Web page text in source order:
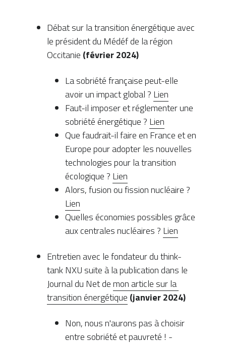
Débat sur la transition énergétique avec
le président du Médéf de la région
Occitanie (février 2024)
La sobriété française peut-elle
avoir un impact global ? Lien
Faut-il imposer et réglementer une
sobriété énergétique ? Lien
Que faudrait-il faire en France et en
Europe pour adopter les nouvelles
technologies pour la transition
écologique ? Lien
Lien
Quelles économies possibles grâce
aux centrales nucléaires ? Lien
Entretien avec le fondateur du think-
tank NXU suite à la publication dans le
Journal du Net de mon article sur la
transition énergétique (janvier 2024)
Non, nous n'aurons pas à choisir